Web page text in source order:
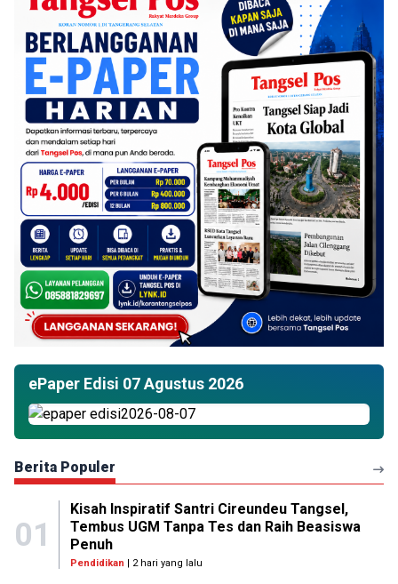
ePaper Edisi 07 Agustus 2026
Berita Populer
01
Kisah Inspiratif Santri Cireundeu Tangsel,
Tembus UGM Tanpa Tes dan Raih Beasiswa
Penuh
Pendidikan | 2 hari yang lalu